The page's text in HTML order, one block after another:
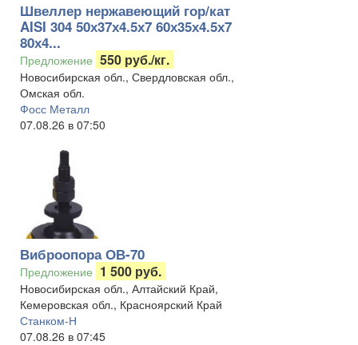
Швеллер нержавеющий гор/кат
AISI 304 50х37х4.5х7 60х35х4.5х7
80х4...
Предложение 550 руб./кг.
Новосибирская обл., Свердловская обл.,
Омская обл.
Фосс Металл
07.08.26 в 07:50
Виброопора ОВ-70
Предложение 1 500 руб.
Новосибирская обл., Алтайский Край,
Кемеровская обл., Красноярский Край
Станком-Н
07.08.26 в 07:45